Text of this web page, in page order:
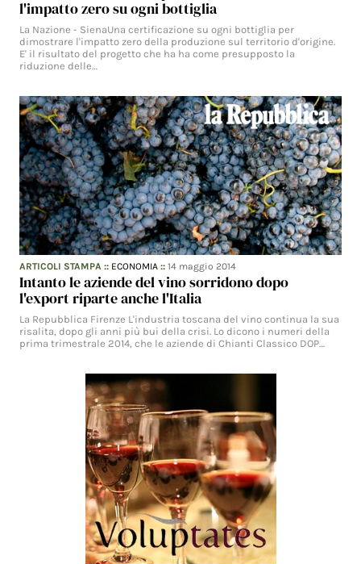
l'impatto zero su ogni bottiglia
La Nazione - SienaUna certificazione su ogni bottiglia per
dimostrare l'impatto zero della produzione sul territorio d'origine.
E' il risultato del progetto che ha ha come presupposto la
riduzione delle…
ARTICOLI STAMPA :: ECONOMIA ::14 maggio 2014
Intanto le aziende del vino sorridono dopo
l'export riparte anche l'Italia
La Repubblica Firenze L'industria toscana del vino continua la sua
risalita, dopo gli anni più bui della crisi. Lo dicono i numeri della
prima trimestrale 2014, che le aziende di Chianti Classico DOP…